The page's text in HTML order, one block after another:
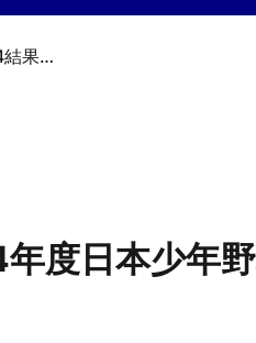
【10/13・14結果】2024年度日本少年野球 安中市長杯 群馬県支部秋季大会
年度日本少